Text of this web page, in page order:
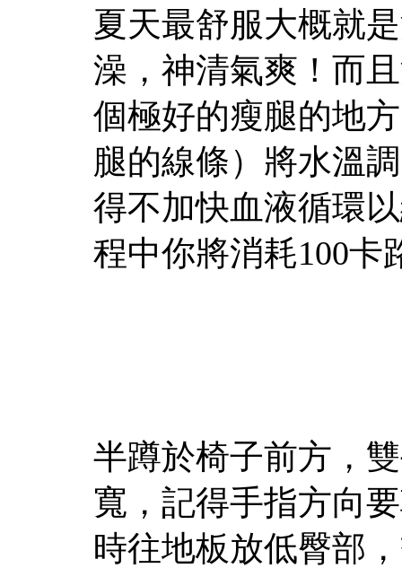
夏天最舒服大概就
澡，神清氣爽！而
個極好的瘦腿的地
腿的線條）將水溫
得不加快血液循環
程中你將消耗100卡
半蹲於椅子前方，
寬，記得手指方向
時往地板放低臀部